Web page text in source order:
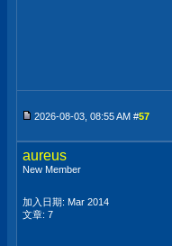
2026-08-03, 08:55 AM #57
aureus
New Member
加入日期: Mar 2014
文章: 7